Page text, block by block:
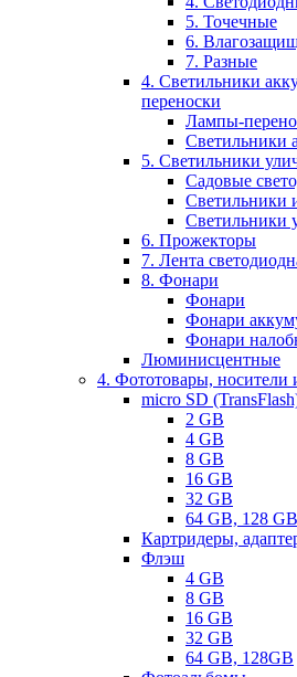
5. Точечные
6.
7. Разные
4. Светильники
переноски
Лампы-
Светильники
5. Светильники
Садовые
Светильники
Светильники
6. Прожекторы
7. Лента
8. Фонари
Фонари
Фонари
Фонари
Люминисцентные
4. Фототовары, носители
micro SD
2 GB
4 GB
8 GB
16 GB
32 GB
64 GB, 128
Картридеры,
Флэш
4 GB
8 GB
16 GB
32 GB
64 GB, 128GB